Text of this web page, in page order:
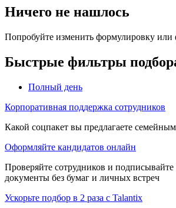
Ничего не нашлось
Попробуйте изменить формулировку или
Быстрые фильтры
Полный день
Корпоративная поддержка сотрудников
Какой соцпакет вы предлагаете
Оформляйте кандидатов онлайн
Проверяйте сотрудников и
документы без бумаг и личных встреч
Ускорьте подбор в 2 раза с Talantix